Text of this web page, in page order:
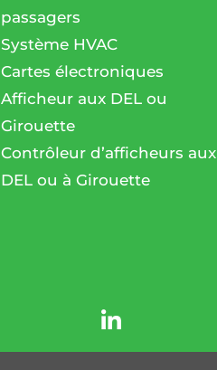
passagers
Système HVAC
Cartes électroniques
Afficheur aux DEL ou
Girouette
Contrôleur d’afficheurs aux
DEL ou à Girouette